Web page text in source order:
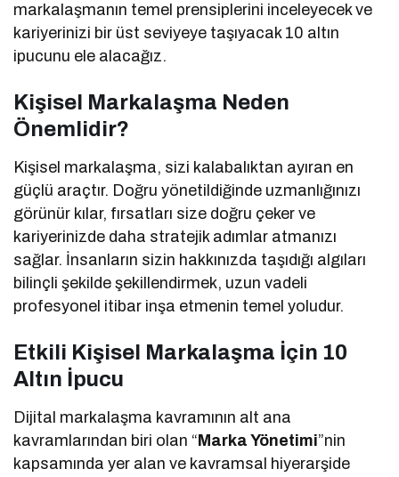
markalaşmanın temel prensiplerini inceleyecek ve
kariyerinizi bir üst seviyeye taşıyacak 10 altın
ipucunu ele alacağız.
Kişisel Markalaşma Neden
Önemlidir?
Kişisel markalaşma, sizi kalabalıktan ayıran en
güçlü araçtır. Doğru yönetildiğinde uzmanlığınızı
görünür kılar, fırsatları size doğru çeker ve
kariyerinizde daha stratejik adımlar atmanızı
sağlar. İnsanların sizin hakkınızda taşıdığı algıları
bilinçli şekilde şekillendirmek, uzun vadeli
profesyonel itibar inşa etmenin temel yoludur.
Etkili Kişisel Markalaşma İçin 10
Altın İpucu
Dijital markalaşma kavramının alt ana
kavramlarından biri olan “ Marka Yönetimi”nin
kapsamında yer alan ve kavramsal hiyerarşide